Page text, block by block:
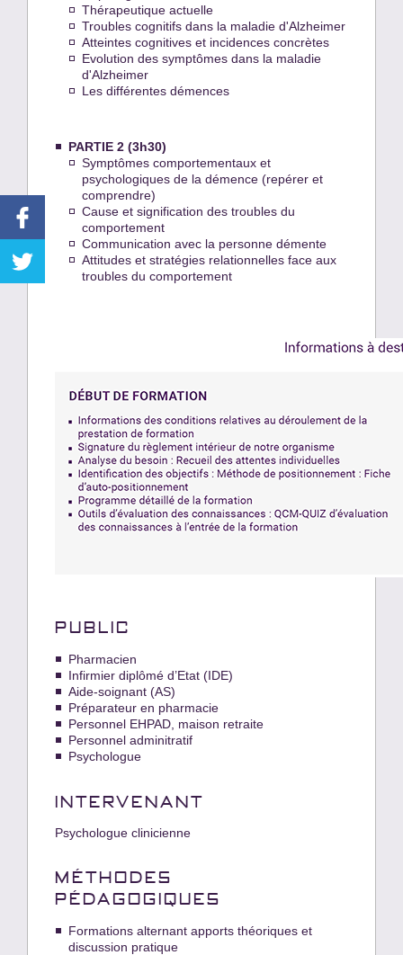
Thérapeutique actuelle
Troubles cognitifs dans la maladie d'Alzheimer
Atteintes cognitives et incidences concrètes
Evolution des symptômes dans la maladie
d'Alzheimer
Les différentes démences
PARTIE 2 (3h30)
Symptômes comportementaux et
psychologiques de la démence (repérer et
comprendre)
Cause et signification des troubles du
comportement
Communication avec la personne démente
Attitudes et stratégies relationnelles face aux
troubles du comportement
PUBLIC
Pharmacien
Infirmier diplômé d’Etat (IDE)
Aide-soignant (AS)
Préparateur en pharmacie
Personnel EHPAD, maison retraite
Personnel adminitratif
Psychologue
INTERVENANT
Psychologue clinicienne
MÉTHODES
PÉDAGOGIQUES
Formations alternant apports théoriques et
discussion pratique